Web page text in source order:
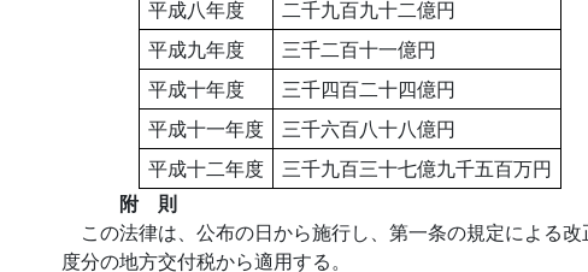
平成八年度
二千九百九十二億円
平成九年度
三千二百十一億円
平成十年度
三千四百二十四億円
平成十一年度
三千六百八十八億円
平成十二年度
三千九百三十七億九千五百万円
附 則
この法律は、公布の日から施行し、第一条の規定による
度分の地方交付税から適用する。